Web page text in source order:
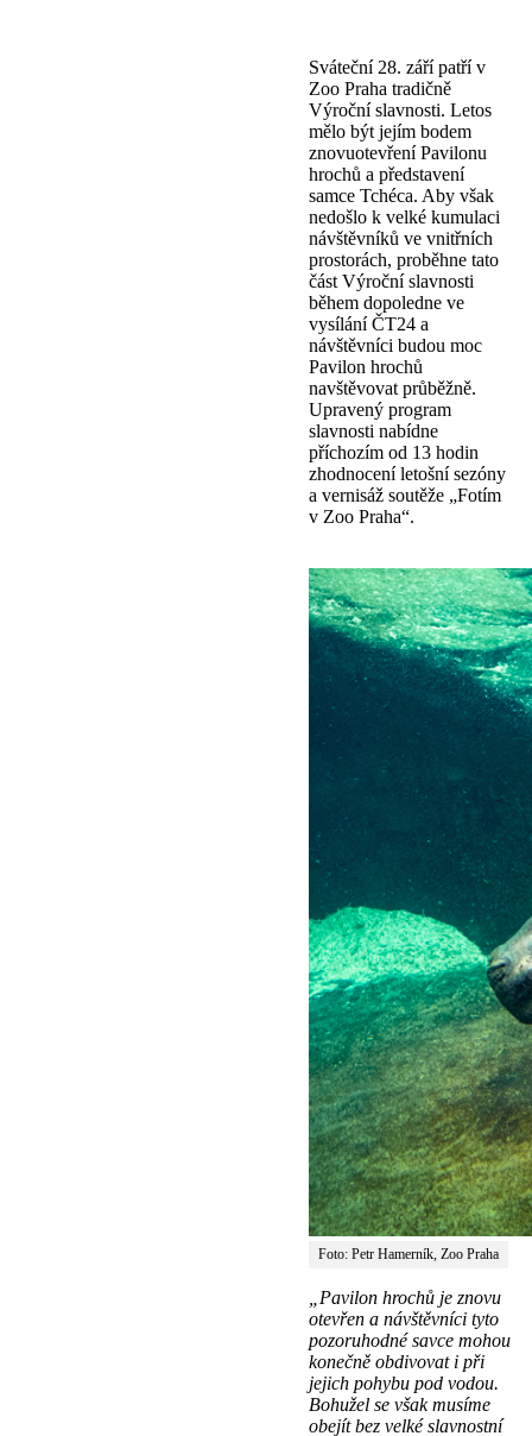
Sváteční 28. září patří v
Zoo Praha tradičně
Výroční slavnosti. Letos
mělo být jejím bodem
znovuotevření Pavilonu
hrochů a představení
samce Tchéca. Aby však
nedošlo k velké kumulaci
návštěvníků ve vnitřních
prostorách, proběhne tato
část Výroční slavnosti
během dopoledne ve
vysílání ČT24 a
návštěvníci budou moc
Pavilon hrochů
navštěvovat průběžně.
Upravený program
slavnosti nabídne
příchozím od 13 hodin
zhodnocení letošní sezóny
a vernisáž soutěže „Fotím
v Zoo Praha“.
Foto: Petr Hamerník, Zoo Praha
„Pavilon hrochů je znovu
otevřen a návštěvníci tyto
pozoruhodné savce mohou
konečně obdivovat i při
jejich pohybu pod vodou.
Bohužel se však musíme
obejít bez velké slavnostní